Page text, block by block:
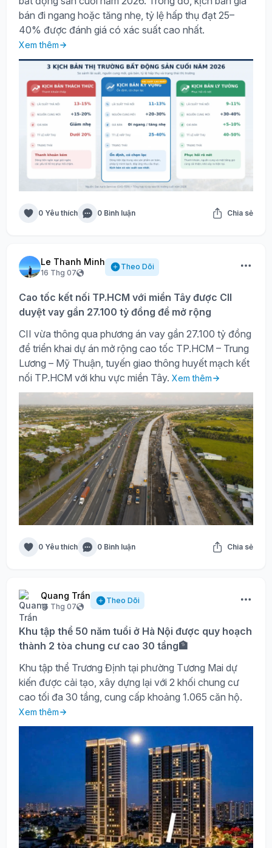
bán đi ngang hoặc tăng nhẹ, tỷ lệ hấp thụ đạt 25–
40% được đánh giá có xác suất cao nhất.
Xem thêm
0 Yêu thích 0 Bình luận Chia sẻ
Le Thanh Minh
16 Thg 07
Theo Dõi
Cao tốc kết nối TP.HCM với miền Tây được CII
duyệt vay gần 27.100 tỷ đồng để mở rộng
CII vừa thông qua phương án vay gần 27.100 tỷ đồng
để triển khai dự án mở rộng cao tốc TP.HCM – Trung
Lương – Mỹ Thuận, tuyến giao thông huyết mạch kết
nối TP.HCM với khu vực miền Tây. Xem thêm
0 Yêu thích 0 Bình luận Chia sẻ
Quang Trần
16 Thg 07
Theo Dõi
Khu tập thể 50 năm tuổi ở Hà Nội được quy hoạch
thành 2 tòa chung cư cao 30 tầng🏦
Khu tập thể Trương Định tại phường Tương Mai dự
kiến được cải tạo, xây dựng lại với 2 khối chung cư
cao tối đa 30 tầng, cung cấp khoảng 1.065 căn hộ.
Xem thêm